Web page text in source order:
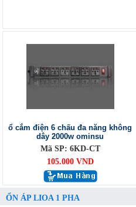
ổ cắm điện 6 chấu đa năng không
dây 2000w ominsu
Mã SP: 6KD-CT
105.000 VND
ỔN ÁP LIOA 1 PHA